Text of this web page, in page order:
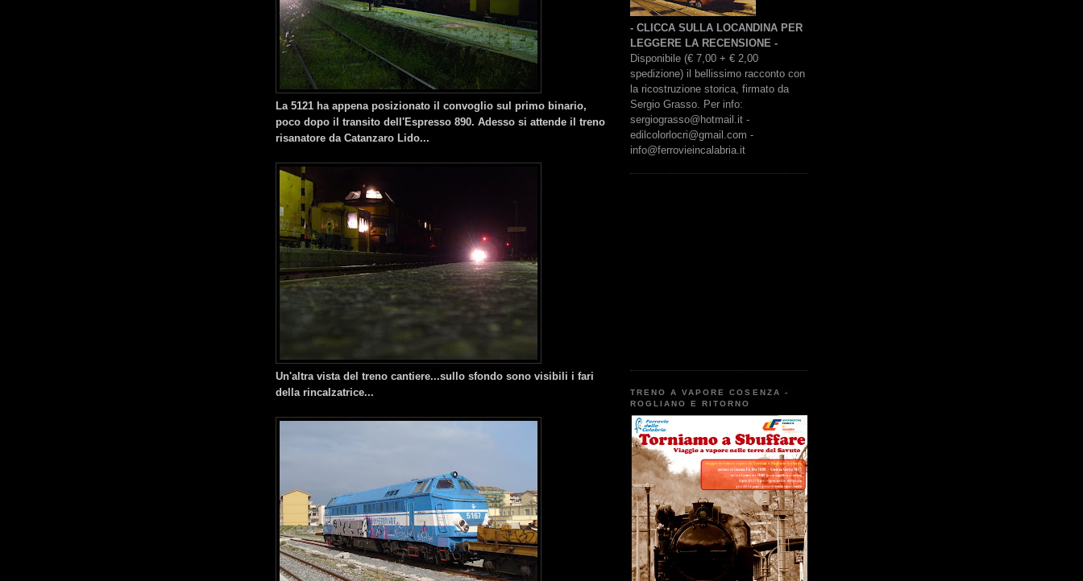
La 5121 ha appena posizionato il convoglio sul primo binario,
poco dopo il transito dell'Espresso 890. Adesso si attende il treno
risanatore da Catanzaro Lido...
Un'altra vista del treno cantiere...sullo sfondo sono visibili i fari
della rincalzatrice...
- CLICCA SULLA LOCANDINA PER
LEGGERE LA RECENSIONE -
Disponibile (€ 7,00 + € 2,00
spedizione) il bellissimo racconto con
la ricostruzione storica, firmato da
Sergio Grasso. Per info:
sergiograsso@hotmail.it -
edilcolorlocri@gmail.com -
info@ferrovieincalabria.it
TRENO A VAPORE COSENZA -
ROGLIANO E RITORNO